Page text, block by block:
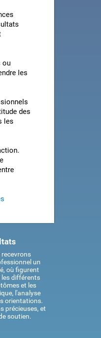
ou
les
des
les
un
où figurent
les différents
et les
l'analyse
orientations.
précieuses, et
soutien.